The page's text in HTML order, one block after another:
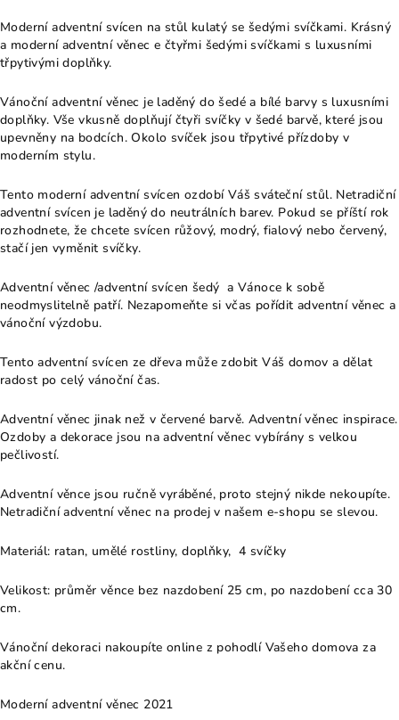
Moderní adventní svícen na stůl kulatý se šedými svíčkami. Krásný
a moderní adventní věnec e čtyřmi šedými svíčkami s luxusními
třpytivými doplňky.
Vánoční adventní věnec je laděný do šedé a bílé barvy s luxusními
doplňky. Vše vkusně doplňují čtyři svíčky v šedé barvě, které jsou
upevněny na bodcích. Okolo svíček jsou třpytivé přízdoby v
moderním stylu.
Tento moderní adventní svícen ozdobí Váš sváteční stůl. Netradiční
adventní svícen je laděný do neutrálních barev. Pokud se příští rok
rozhodnete, že chcete svícen růžový, modrý, fialový nebo červený,
stačí jen vyměnit svíčky.
Adventní věnec /adventní svícen šedý a Vánoce k sobě
neodmyslitelně patří. Nezapomeňte si včas pořídit adventní věnec a
vánoční výzdobu.
Tento adventní svícen ze dřeva může zdobit Váš domov a dělat
radost po celý vánoční čas.
Adventní věnec jinak než v červené barvě. Adventní věnec inspirace.
Ozdoby a dekorace jsou na adventní věnec vybírány s velkou
pečlivostí.
Adventní věnce jsou ručně vyráběné, proto stejný nikde nekoupíte.
Netradiční adventní věnec na prodej v našem e-shopu se slevou.
Materiál: ratan, umělé rostliny, doplňky, 4 svíčky
Velikost: průměr věnce bez nazdobení 25 cm, po nazdobení cca 30
cm.
Vánoční dekoraci nakoupíte online z pohodlí Vašeho domova za
akční cenu.
Moderní adventní věnec 2021